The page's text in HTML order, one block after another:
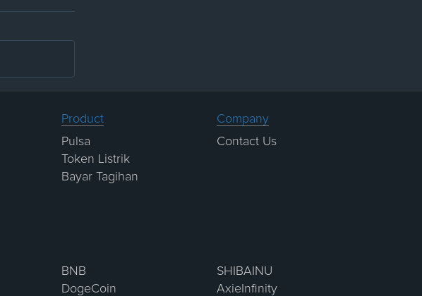
Product
Pulsa
Token Listrik
Bayar Tagihan
Company
Contact Us
BNB
DogeCoin
SHIBAINU
AxieInfinity